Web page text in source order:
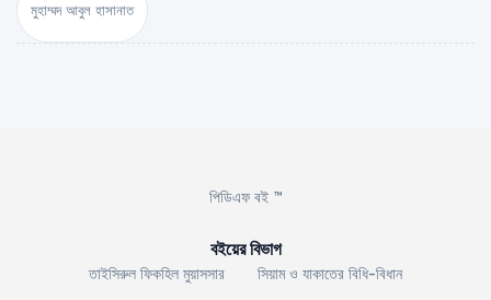
মুহাম্মদ আবুল হাসানাত
পিডিএফ বই ™
বইয়ের বিভাগ
তাইসিরুল ফিকহিল মুয়াসসার
সিয়াম ও যাকাতের বিধি-বিধান